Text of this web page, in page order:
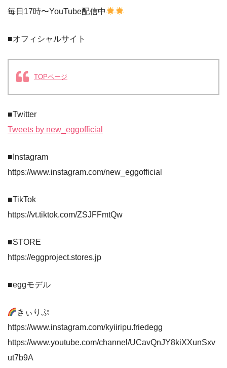
毎日17時〜YouTube配信中
■オフィシャルサイト
TOPページ
■Twitter
Tweets by new_eggofficial
■Instagram
https://www.instagram.com/new_eggofficial
■TikTok
https://vt.tiktok.com/ZSJFFmtQw
■STORE
https://eggproject.stores.jp
■eggモデル
きぃりぷ
https://www.instagram.com/kyiiripu.friedegg
https://www.youtube.com/channel/UCavQnJY8kiXXunSxv
ut7b9A